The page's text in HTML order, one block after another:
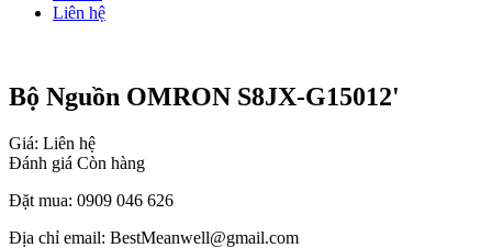
Liên hệ
Bộ Nguồn OMRON S8JX-G15012'
Giá: Liên hệ
Đánh giá Còn hàng
Đặt mua: 0909 046 626
Địa chỉ email: BestMeanwell@gmail.com